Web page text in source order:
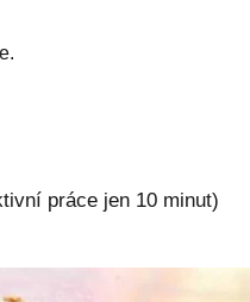
práce jen 10 minut)